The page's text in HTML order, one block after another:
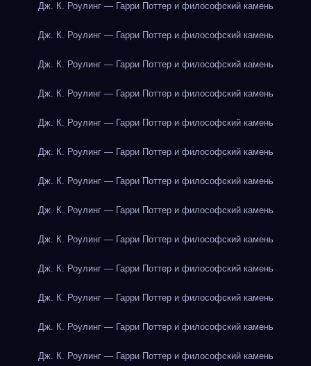
Дж. К. Роулинг — Гарри Поттер и философский камень
Дж. К. Роулинг — Гарри Поттер и философский камень
Дж. К. Роулинг — Гарри Поттер и философский камень
Дж. К. Роулинг — Гарри Поттер и философский камень
Дж. К. Роулинг — Гарри Поттер и философский камень
Дж. К. Роулинг — Гарри Поттер и философский камень
Дж. К. Роулинг — Гарри Поттер и философский камень
Дж. К. Роулинг — Гарри Поттер и философский камень
Дж. К. Роулинг — Гарри Поттер и философский камень
Дж. К. Роулинг — Гарри Поттер и философский камень
Дж. К. Роулинг — Гарри Поттер и философский камень
Дж. К. Роулинг — Гарри Поттер и философский камень
Дж. К. Роулинг — Гарри Поттер и философский камень